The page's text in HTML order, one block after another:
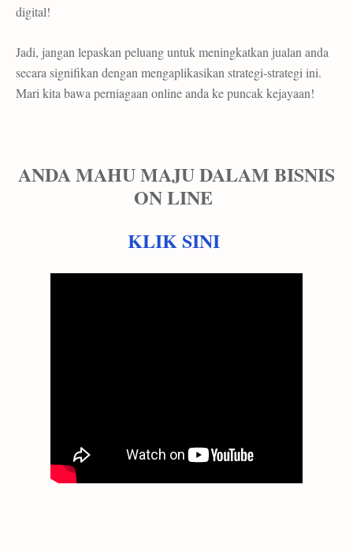
digital!
Jadi, jangan lepaskan peluang untuk meningkatkan jualan anda
secara signifikan dengan mengaplikasikan strategi-strategi ini.
Mari kita bawa perniagaan online anda ke puncak kejayaan!
ANDA MAHU MAJU DALAM BISNIS
ON LINE
KLIK SINI